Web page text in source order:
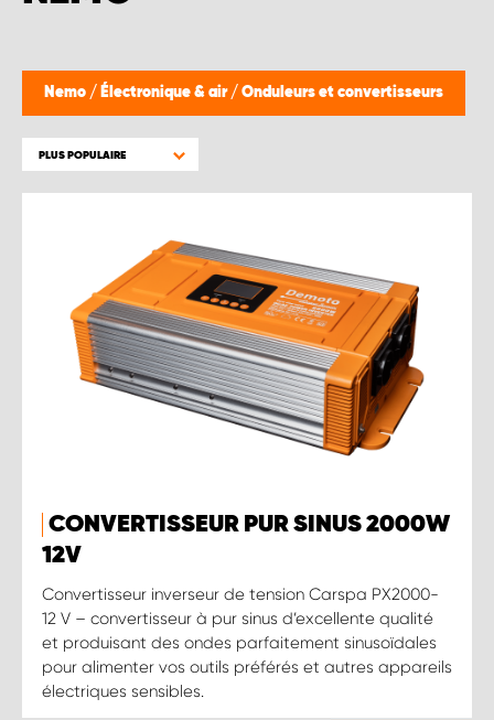
Nemo / Électronique & air / Onduleurs et convertisseurs
PLUS POPULAIRE
CONVERTISSEUR PUR SINUS 2000W
12 V
Convertisseur inverseur de tension Carspa PX2000-
12 V – convertisseur à pur sinus d’excellente qualité
et produisant des ondes parfaitement sinusoïdales
pour alimenter vos outils préférés et autres appareils
électriques sensibles.
WORK SYSTEM BRUXELLES
WORK SYSTEM LIMBURG-KEMPEN
WORK SYSTEM WEST BY PRO-VAN